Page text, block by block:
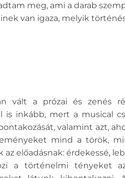
meg, ami a darab
van igaza, melyik
vált a prózai és zenés
inkább, mert a musical
valamint azt,
mind a török,
előadásnak: érdekessé,
a történelmi tényeket